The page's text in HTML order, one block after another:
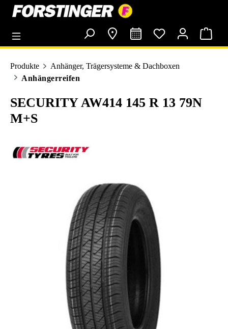
springen
Produkte
Anhänger, Trägersysteme & Dachboxen
Anhängerreifen
SECURITY AW414 145 R 13 79N
M+S
Bildergalerie überspringen